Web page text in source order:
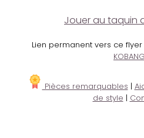
Jouer au taquin
Lien permanent vers ce flyer
Pièces remarquables |
de style |